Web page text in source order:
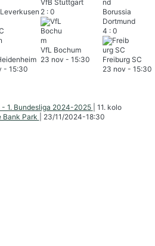
- 15:30
VfB Stuttgart
2 : 0
VfL Bochum
23 nov - 15:30
Borussia
Dortmund
4 : 0
Freiburg SC
23 nov - 15:30
1. Bundesliga 2024-2025
11. kolo
Bank Park 23/11/2024-18:30